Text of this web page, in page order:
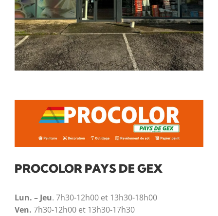
PROCOLOR PAYS DE GEX
Lun. – Jeu. 7h30-12h00 et 13h30-18h00
Ven. 7h30-12h00 et 13h30-17h30